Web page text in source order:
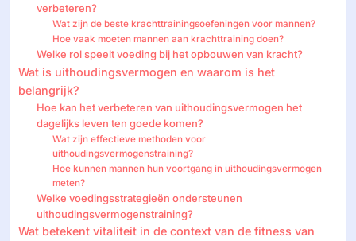
verbeteren?
Wat zijn de beste krachttrainingsoefeningen voor mannen?
Hoe vaak moeten mannen aan krachttraining doen?
Welke rol speelt voeding bij het opbouwen van kracht?
Wat is uithoudingsvermogen en waarom is het
belangrijk?
Hoe kan het verbeteren van uithoudingsvermogen het
dagelijks leven ten goede komen?
Wat zijn effectieve methoden voor
uithoudingsvermogenstraining?
Hoe kunnen mannen hun voortgang in uithoudingsvermogen
meten?
Welke voedingsstrategieën ondersteunen
uithoudingsvermogenstraining?
Wat betekent vitaliteit in de context van de fitness van